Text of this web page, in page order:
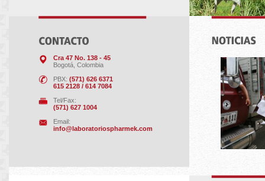
Cra 47 No. 138 - 45
Bogotá, Colombia
PBX: (571) 626 6371
615 2128 / 614 7084
Tel/Fax:
(571) 627 1004
Email:
info@laboratoriospharmek.com